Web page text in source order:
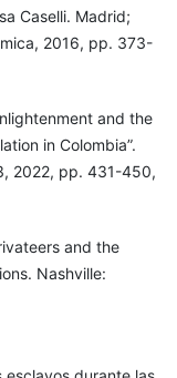
Caselli. Madrid;
2016, pp. 373-
and the
in Colombia”.
2022, pp. 431-450,
and the
Nashville: